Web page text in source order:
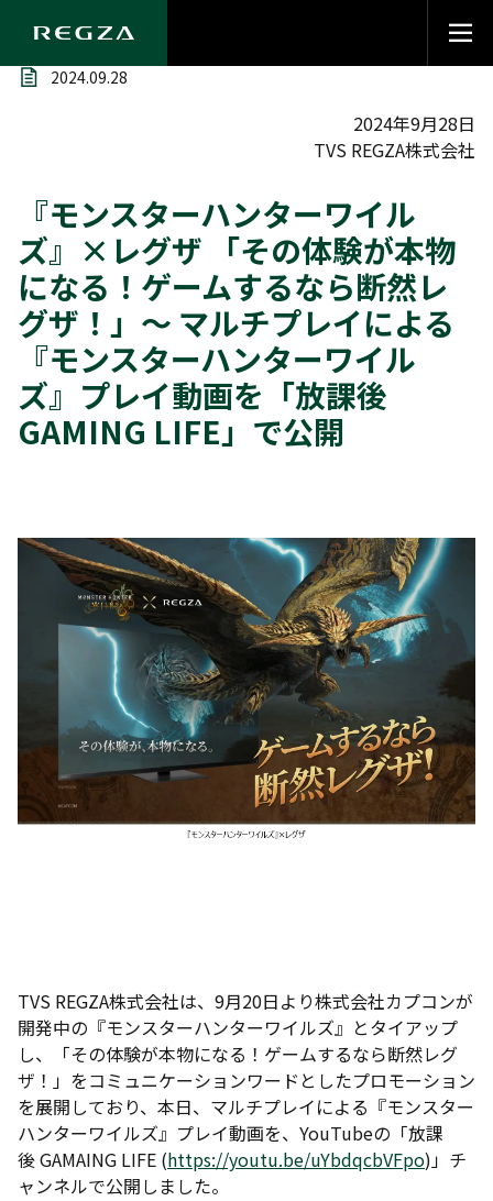
2024.09.28
2024年9月28日
TVS REGZA株式会社
『モンスターハンターワイル
ズ』×レグザ 「その体験が本物
になる！ゲームするなら断然レ
グザ！」～ マルチプレイによる
『モンスターハンターワイル
ズ』プレイ動画を「放課後
GAMING LIFE」で公開
TVS REGZA株式会社は、9月20日より株式会社カプコンが
開発中の『モンスターハンターワイルズ』とタイアップ
し、「その体験が本物になる！ゲームするなら断然レグ
ザ！」をコミュニケーションワードとしたプロモーション
を展開しており、本日、マルチプレイによる『モンスター
ハンターワイルズ』プレイ動画を、YouTubeの「放課
後 GAMAING LIFE (https://youtu.be/uYbdqcbVFpo)」チ
ャンネルで公開しました。